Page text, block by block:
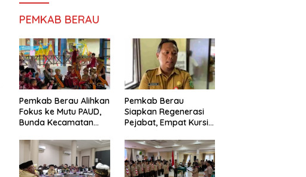
PEMKAB BERAU
Pemkab Berau Alihkan
Fokus ke Mutu PAUD,
Bunda Kecamatan
Pengawasan
Pemkab Berau
Siapkan Regenerasi
Pejabat, Empat Kursi
Diisi